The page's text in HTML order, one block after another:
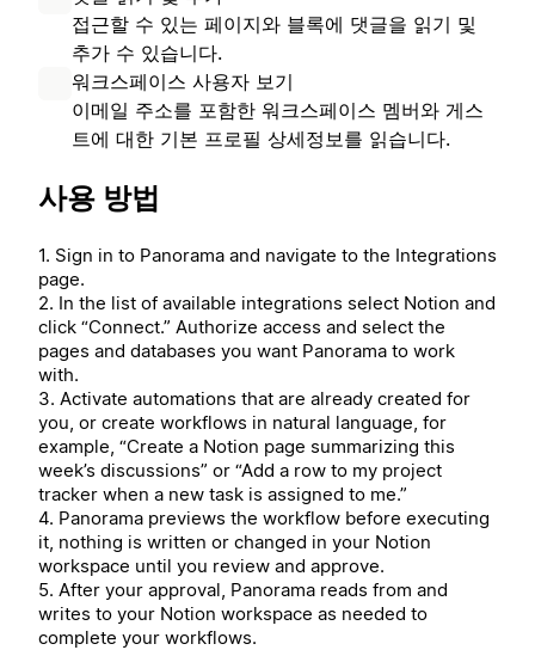
접근할 수 있는 페이지와 블록에 댓글을 읽기 및
추가 수 있습니다.
워크스페이스 사용자 보기
이메일 주소를 포함한 워크스페이스 멤버와 게스
트에 대한 기본 프로필 상세정보를 읽습니다.
사용 방법
1. Sign in to Panorama and navigate to the Integrations
page.
2. In the list of available integrations select Notion and
click “Connect.” Authorize access and select the
pages and databases you want Panorama to work
with.
3. Activate automations that are already created for
you, or create workflows in natural language, for
example, “Create a Notion page summarizing this
week’s discussions” or “Add a row to my project
tracker when a new task is assigned to me.”
4. Panorama previews the workflow before executing
it, nothing is written or changed in your Notion
workspace until you review and approve.
5. After your approval, Panorama reads from and
writes to your Notion workspace as needed to
complete your workflows.